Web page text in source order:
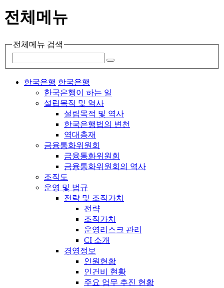
전체메뉴
전체메뉴 검색
한국은행 한국은행
한국은행이 하는 일
설립목적 및 역사
설립목적 및 역사
한국은행법의 변천
역대총재
금융통화위원회
금융통화위원회
금융통화위원회의 역사
조직도
운영 및 법규
전략 및 조직가치
전략
조직가치
운영리스크 관리
CI 소개
경영정보
인원현황
인건비 현황
주요 업무 추진 현황